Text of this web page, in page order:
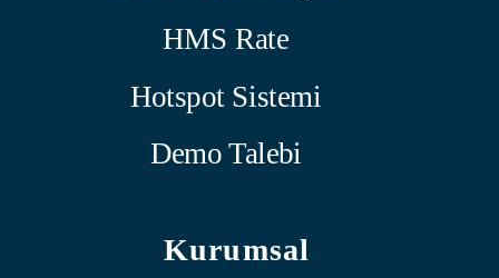
HMS Rate
Hotspot Sistemi
Demo Talebi
Kurumsal